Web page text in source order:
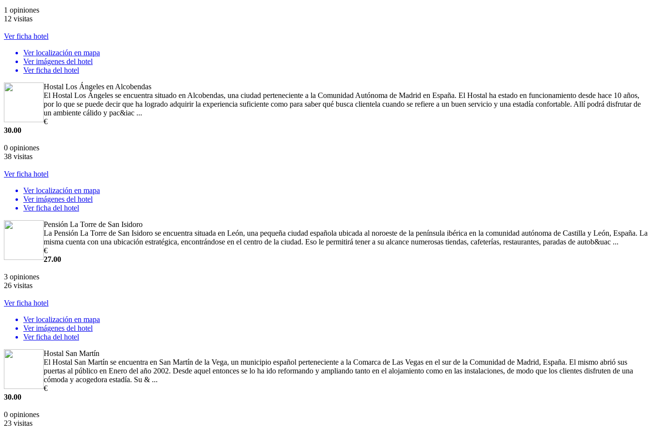
1 opiniones
12 visitas
Ver ficha hotel
Ver localización en mapa
Ver imágenes del hotel
Ver ficha del hotel
Hostal Los Ángeles en Alcobendas
El Hostal Los Ángeles se encuentra situado en Alcobendas, una ciudad perteneciente a la Comunidad Autónoma de Madrid en España. El Hostal ha estado en funcionamiento desde hace 10 años,
por lo que se puede decir que ha logrado adquirir la experiencia suficiente como para saber qué busca clientela cuando se refiere a un buen servicio y una estadía confortable. Allí podrá disfrutar de
un ambiente cálido y pac&iac ...
€
30.00
0 opiniones
38 visitas
Ver ficha hotel
Ver localización en mapa
Ver imágenes del hotel
Ver ficha del hotel
Pensión La Torre de San Isidoro
La Pensión La Torre de San Isidoro se encuentra situada en León, una pequeña ciudad española ubicada al noroeste de la península ibérica en la comunidad autónoma de Castilla y León, España. La
misma cuenta con una ubicación estratégica, encontrándose en el centro de la ciudad. Eso le permitirá tener a su alcance numerosas tiendas, cafeterías, restaurantes, paradas de autob&uac ...
€
27.00
3 opiniones
26 visitas
Ver ficha hotel
Ver localización en mapa
Ver imágenes del hotel
Ver ficha del hotel
Hostal San Martín
El Hostal San Martín se encuentra en San Martín de la Vega, un municipio español perteneciente a la Comarca de Las Vegas en el sur de la Comunidad de Madrid, España. El mismo abrió sus
puertas al público en Enero del año 2002. Desde aquel entonces se lo ha ido reformando y ampliando tanto en el alojamiento como en las instalaciones, de modo que los clientes disfruten de una
cómoda y acogedora estadía. Su & ...
€
30.00
0 opiniones
23 visitas